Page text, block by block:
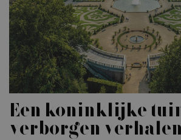
Een koninklijke
verborgen verhalen